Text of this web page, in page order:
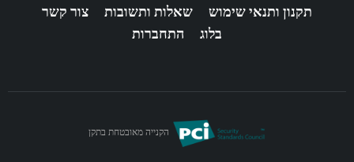
תקנון ותנאי שימוש
שאלות ותשובות
צור קשר
בלוג
התחברות
הקנייה מאובטחת בתקן